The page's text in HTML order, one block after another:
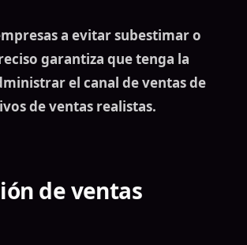
a evitar subestimar o
garantiza que tenga la
el canal de ventasde
de ventas realistas.
de ventas